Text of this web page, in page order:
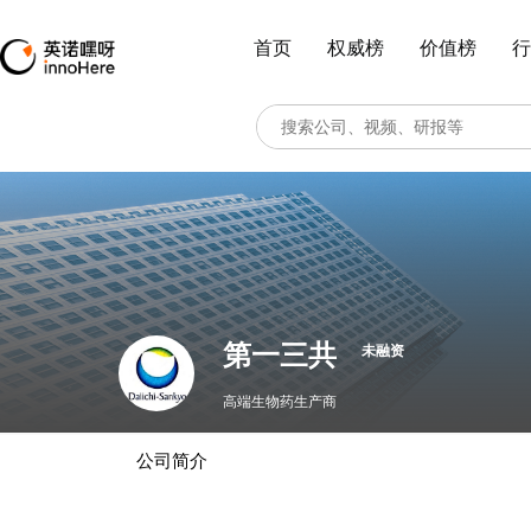
首页 权威榜 价值榜
第一三共 未融资
高端生物药生产商
公司简介